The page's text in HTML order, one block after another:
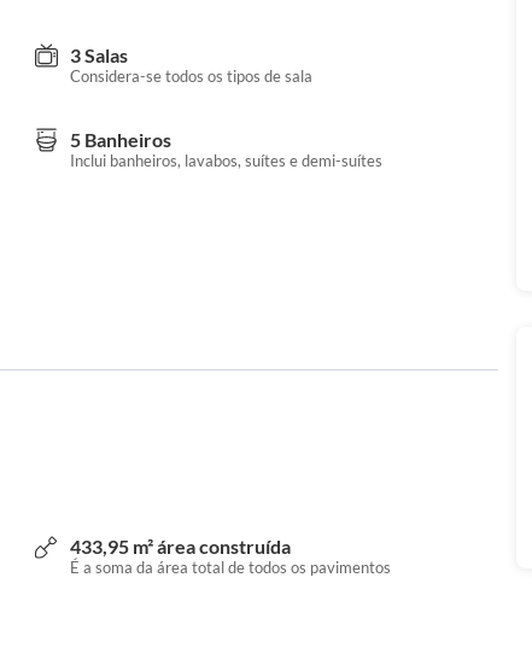
3 Salas
Considera-se todos os tipos de sala
5 Banheiros
Inclui banheiros, lavabos, suítes e demi-suítes
433,95 m² área construída
É a soma da área total de todos os pavimentos